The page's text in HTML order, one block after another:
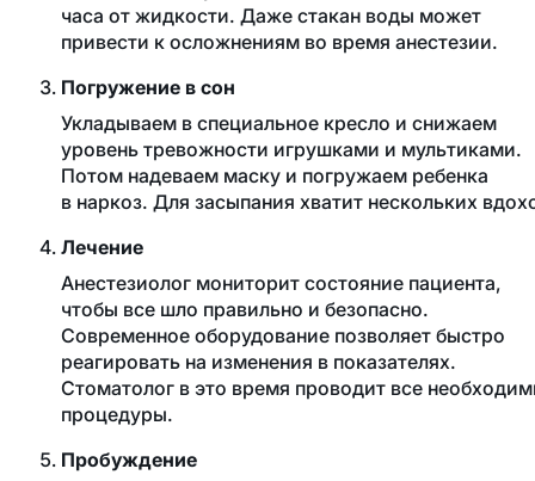
часа от жидкости. Даже стакан воды может
привести к осложнениям во время анестезии.
Погружение в сон
Укладываем в специальное кресло и снижаем
уровень тревожности игрушками и мультиками.
Потом надеваем маску и погружаем ребенка
в наркоз. Для засыпания хватит нескольких
Лечение
Анестезиолог мониторит состояние пациента,
чтобы все шло правильно и безопасно.
Современное оборудование позволяет быстро
реагировать на изменения в показателях.
Стоматолог в это время проводит все
процедуры.
Пробуждение